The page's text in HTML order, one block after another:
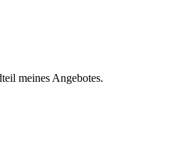
meines Angebotes.